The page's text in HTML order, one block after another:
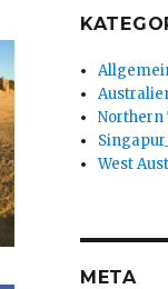
West
META